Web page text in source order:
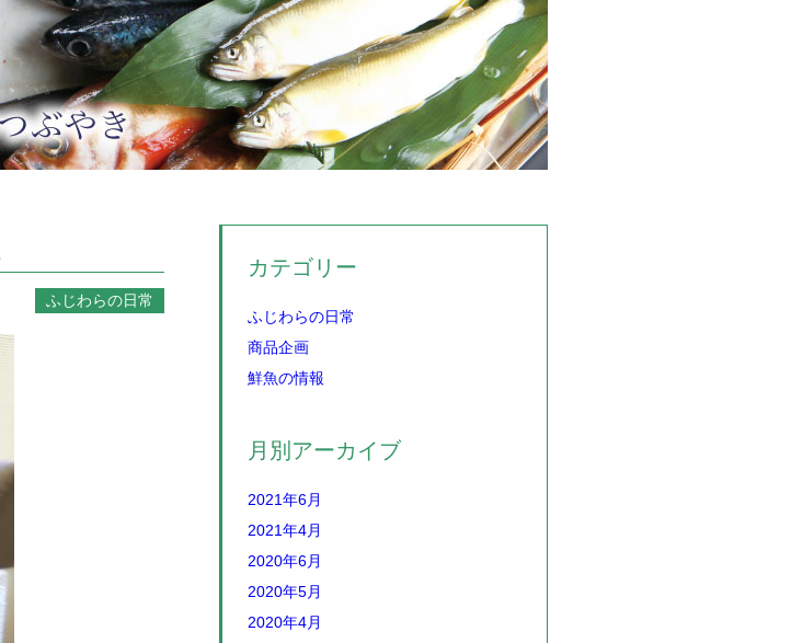
ふじわらの日常
カテゴリー
ふじわらの日常
商品企画
鮮魚の情報
月別アーカイブ
2021年6月
2021年4月
2020年6月
2020年5月
2020年4月